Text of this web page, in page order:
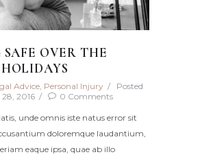
SAFE OVER THE
Advice, Personal Injury
Posted
2016 0 Comments
unde omnis iste natus error sit
doloremque laudantium,
eaque ipsa, quae ab illo